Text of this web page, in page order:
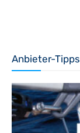
Anbieter-Tipps